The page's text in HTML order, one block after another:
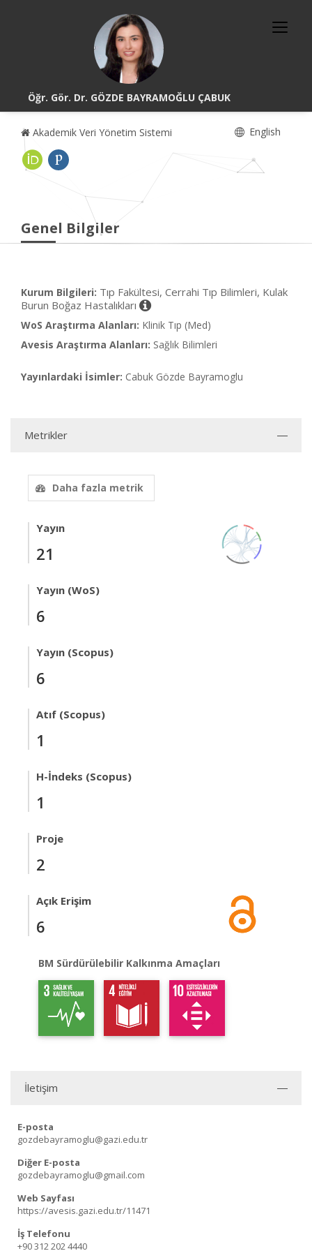
Öğr. Gör. Dr. GÖZDE BAYRAMOĞLU ÇABUK
Akademik Veri Yönetim Sistemi English
Genel Bilgiler
Kurum Bilgileri: Tıp Fakültesi, Cerrahi Tıp Bilimleri, Kulak
Burun Boğaz Hastalıkları
WoS Araştırma Alanları: Klinik Tıp (Med)
Avesis Araştırma Alanları: Sağlık Bilimleri
Yayınlardaki İsimler: Cabuk Gözde Bayramoglu
Metrikler
Daha fazla metrik
Yayın
21
Yayın (WoS)
6
Yayın (Scopus)
6
Atıf (Scopus)
1
H-İndeks (Scopus)
1
Proje
2
Açık Erişim
6
BM Sürdürülebilir Kalkınma Amaçları
İletişim
E-posta
gozdebayramoglu@gazi.edu.tr
Diğer E-posta
gozdebayramoglu@gmail.com
Web Sayfası
https://avesis.gazi.edu.tr/11471
İş Telefonu
+90 312 202 4440